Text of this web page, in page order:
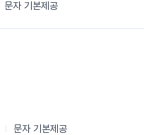
문자 기본제공
문자 기본제공